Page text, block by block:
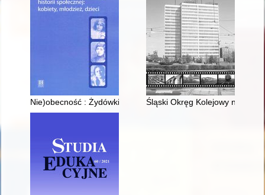
Nie)obecność : Żydówki w polskojęzycznej prasie kobiecej w
Śląski Okręg Kolejowy na